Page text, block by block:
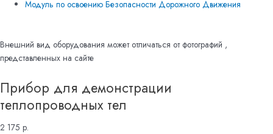
Модуль по освоению Безопасности Дорожного Движения
Внешний вид оборудования может отличаться от фотографий ,
представленных на сайте
Прибор для демонстрации
теплопроводных тел
2 175 р.